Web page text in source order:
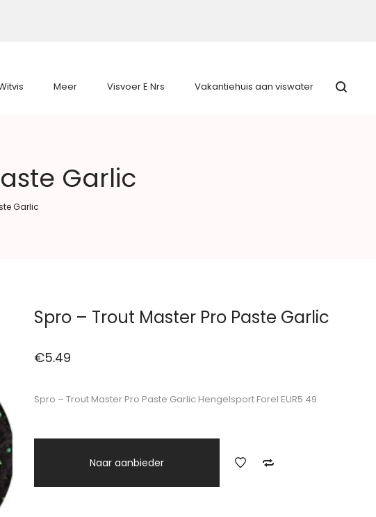
Meer Visvoer E Nrs Vakantiehuis aan viswater
Garlic
Garlic
Spro – Trout Master Pro Paste Garlic
€5.49
Spro – Trout Master Pro Paste Garlic Hengelsport Forel EUR5.49
Naar aanbieder